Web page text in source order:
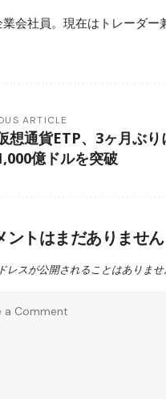
業会社員。現在はトレーダ
ARTICLE
想通貨ETP、3ヶ月ぶ
億ドルを突破
ントはまだありません
レスが公開されることはありませ